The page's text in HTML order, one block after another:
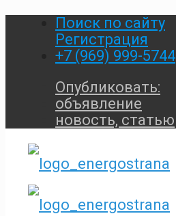
Поиск по сайту
Регистрация
+7 (969) 999-5744
Опубликовать:
объявление
новость, статью